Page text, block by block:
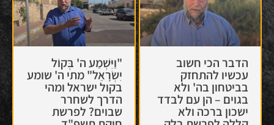
הדבר הכי חשוב
עכשיו להתחזק
בביטחון בה' ולא
בגוים – הן עם לבדד
ישכון ברכה ולא
"וַיִּשְׁמַע ה' בְּקוֹל
יִשְׂרָאֵל" מתי ה' שומע
בקול ישראל ומהי
הדרך לשחרר
שבוים? לפרשת